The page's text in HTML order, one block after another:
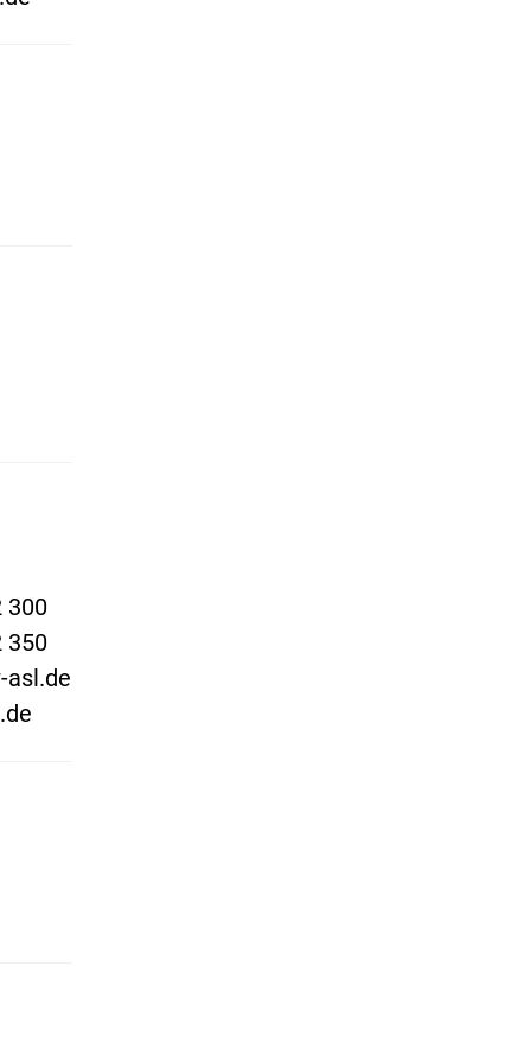
300
350
asl.de